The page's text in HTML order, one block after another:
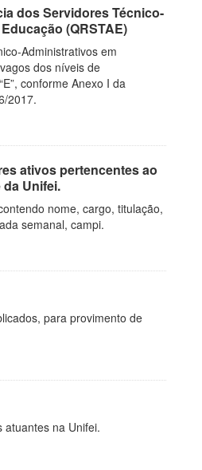
dos Servidores Técnico-
(QRSTAE)
Administrativos em
dos níveis de
conforme Anexo I da
2017.
ativos pertencentes ao
Unifei.
nome, cargo, titulação,
semanal, campi.
para provimento de
atuantes na Unifei.